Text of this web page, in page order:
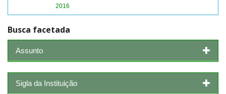
2016
Busca facetada
Assunto
Sigla da Instituição